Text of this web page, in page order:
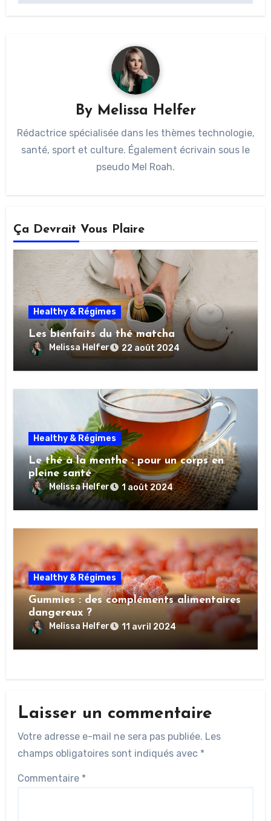
By Melissa Helfer
Rédactrice spécialisée dans les thèmes technologie,
santé, sport et culture. Également écrivain sous le
pseudo Mel Roah.
Ça Devrait Vous Plaire
Healthy & Régimes
Les bienfaits du thé matcha
Melissa Helfer 22 août 2024
Healthy & Régimes
Le thé à la menthe : pour un corps en
pleine santé
Melissa Helfer 1 août 2024
Healthy & Régimes
Gummies : des compléments alimentaires
dangereux ?
Melissa Helfer 11 avril 2024
Laisser un commentaire
Votre adresse e-mail ne sera pas publiée. Les
champs obligatoires sont indiqués avec *
Commentaire *